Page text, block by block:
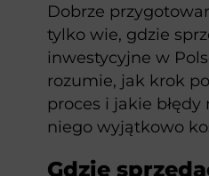
Dobrze
tylko wie, gdzie
inwestycyjne w
rozumie, jak krok
proces i jakie
niego wyjątkowo
Gdzie